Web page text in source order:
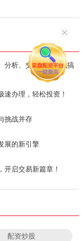
办理，轻松投资！
挑战并存
展的新引擎
启交易新篇章！
配资炒股